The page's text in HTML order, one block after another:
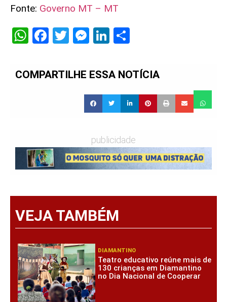
Fonte: Governo MT – MT
WhatsApp
Facebook
Twitter
Messenger
LinkedIn
COMPARTILHE ESSA NOTÍCIA
publicidade
VEJA TAMBÉM
DIAMANTINO
Teatro educativo reúne mais de
130 crianças em Diamantino
no Dia Nacional de Cooperar